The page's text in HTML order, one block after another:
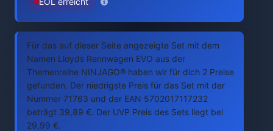
Für das auf dieser Seite angezeigte Set mit dem
Namen Lloyds Rennwagen EVO aus der
Themenreihe NINJAGO® haben wir für dich 2 Preise
gefunden. Der niedrigste Preis für das Set mit der
Nummer 71763 und der EAN 5702017117232
beträgt 39,89 €. Der UVP Preis des Sets liegt bei
29,99 €.